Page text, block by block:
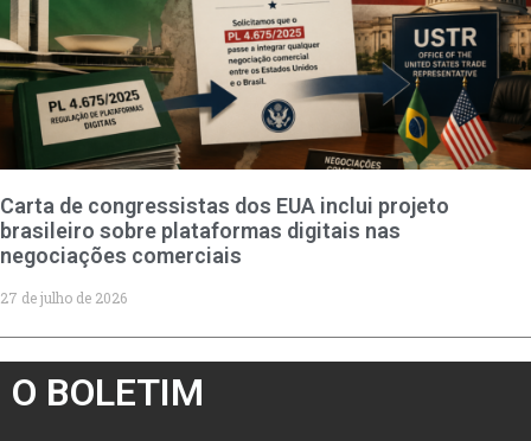
Carta de congressistas dos EUA inclui projeto
brasileiro sobre plataformas digitais nas
negociações comerciais
27 de julho de 2026
O BOLETIM